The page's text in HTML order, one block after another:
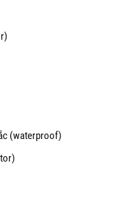
(waterproof)